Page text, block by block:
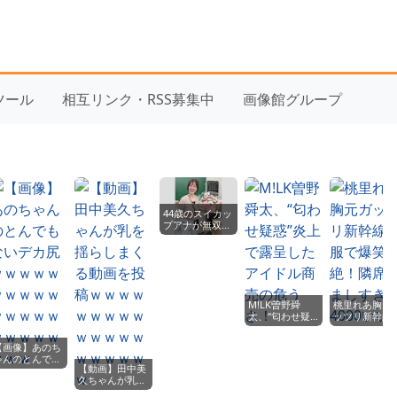
ール 相互リンク・RSS募集中 画像館グループ
【画像】あのち
んのとんでも
いデカ尻ｗｗ
【動画】田中美
久ちゃんが乳を
揺らしまくる動
44歳のスイカッ
プアナが無双！
竹中知華の新デ
M!LK曽野舜
太、“匂わせ疑
惑”炎上で露呈
桃里れあ胸元
ッツリ新幹線
服で爆笑悶絶